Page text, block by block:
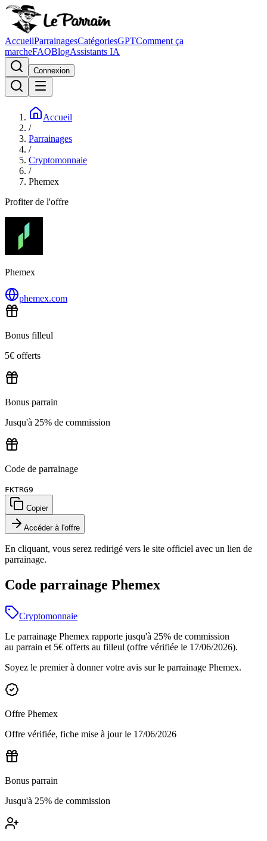
AccueilParrainagesCatégoriesGPTComment ça
marcheFAQBlogAssistants IA
Connexion
Accueil
/
Parrainages
/
Cryptomonnaie
/
Phemex
Profiter de l'offre
Phemex
phemex.com
Bonus filleul
5€ offerts
Bonus parrain
Jusqu'à 25% de commission
Code de parrainage
FKTRG9
Copier
Accéder à l'offre
En cliquant, vous serez redirigé vers le site officiel avec un lien de
parrainage.
Code parrainage Phemex
Cryptomonnaie
Le parrainage Phemex rapporte jusqu'à 25% de commission
au parrain et 5€ offerts au filleul (offre vérifiée le 17/06/2026).
Soyez le premier à donner votre avis sur le parrainage Phemex.
Offre Phemex
Offre vérifiée, fiche mise à jour le 17/06/2026
Bonus parrain
Jusqu'à 25% de commission